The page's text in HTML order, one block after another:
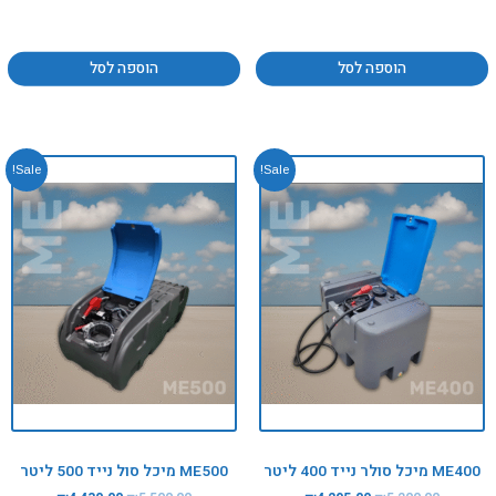
הוספה לסל הוספה לסל
Sale!
ME400 מיכל סולר נייד 400 ליטר
המחיר
המקורי
היה:
₪5,200.00.
המחיר
הנוכחי
הוא:
₪4,295.00.
Sale!
ME500 מיכל סול נייד 500 ליטר
המחיר
המקורי
היה:
₪5,500.00.
המחיר
הנוכחי
הוא: